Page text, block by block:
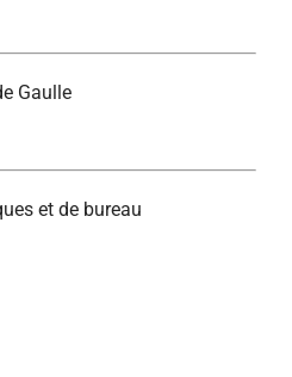
Gaulle
et de bureau